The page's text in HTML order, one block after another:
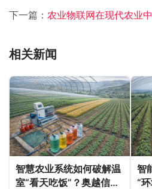
下一篇： 农业物联网在现代农业
相关新闻
智慧农业系统如何破解温
室“看天吃饭”？奥越信科
智
“